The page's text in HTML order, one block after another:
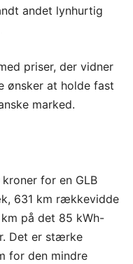
andet lynhurtig
priser, der vidner
ønsker at holde fast
marked.
for en GLB
631 km rækkevidde
på det 85 kWh-
Det er stærke
for den mindre